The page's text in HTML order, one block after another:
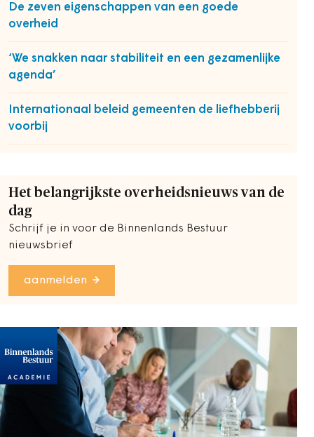
De zeven eigenschappen van een goede
overheid
‘We snakken naar stabiliteit en een gezamenlijke
agenda’
Internationaal beleid gemeenten de liefhebberij
voorbij
Het belangrijkste overheidsnieuws van de
dag
Schrijf je in voor de Binnenlands Bestuur
nieuwsbrief
aanmelden